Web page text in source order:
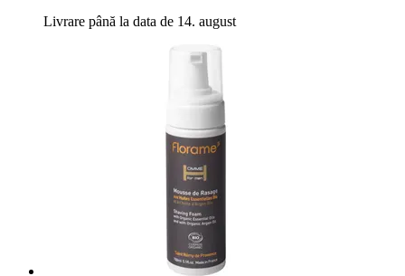
Livrare până la data de 14. august